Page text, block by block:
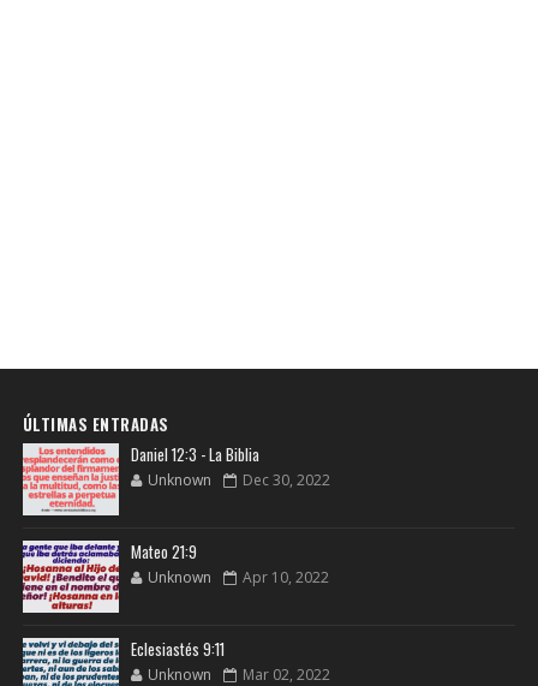
ÚLTIMAS ENTRADAS
Daniel 12:3 - La Biblia
Unknown Dec 30, 2022
Mateo 21:9
Unknown Apr 10, 2022
Eclesiastés 9:11
Unknown Mar 02, 2022